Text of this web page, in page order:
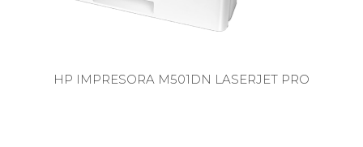
HP IMPRESORA M501DN LASERJET PRO